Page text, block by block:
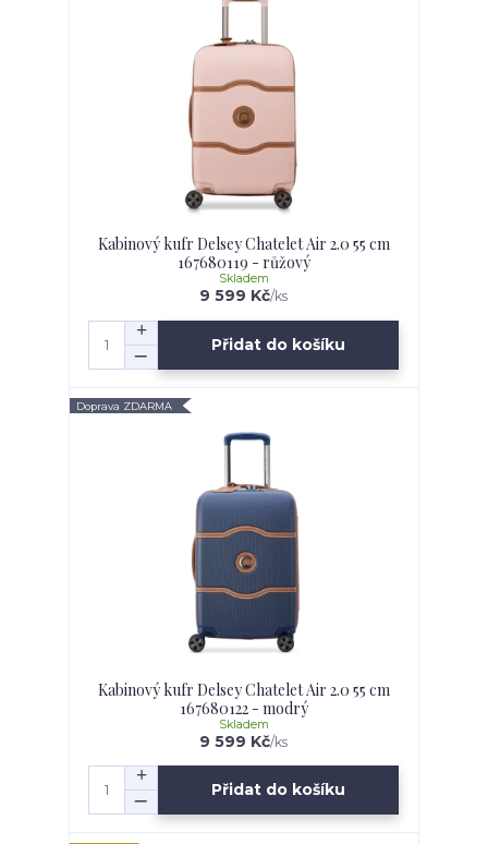
Kabinový kufr Delsey Chatelet Air 2.0 55 cm
167680119 - růžový
9 599 Kč/ks
Skladem
Přidat do košíku
Doprava ZDARMA
Kabinový kufr Delsey Chatelet Air 2.0 55 cm
167680122 - modrý
9 599 Kč/ks
Skladem
Přidat do košíku